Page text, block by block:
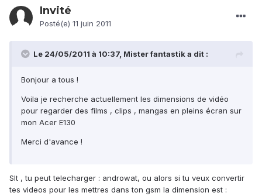
Invité
Posté(e) 11 juin 2011
Le 24/05/2011 à 10:37, Mister fantastik a dit :
Bonjour a tous !
Voila je recherche actuellement les dimensions de vidéo
pour regarder des films , clips , mangas en pleins écran sur
mon Acer E130
Merci d'avance !
Slt , tu peut telecharger : androwat, ou alors si tu veux convertir
tes videos pour les mettres dans ton gsm la dimension est :